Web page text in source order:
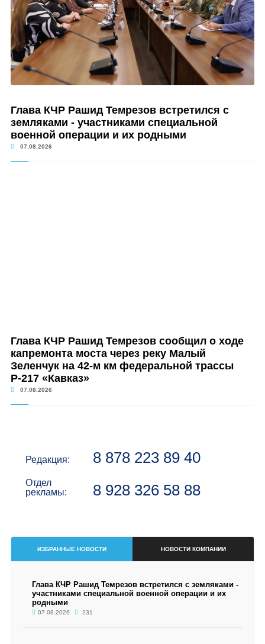
Глава КЧР Рашид Темрезов встретился с
земляками - участниками специальной
военной операции и их родными
07.08.2026
Глава КЧР Рашид Темрезов сообщил о ходе
капремонта моста через реку Малый
Зеленчук на 42-м км федеральной трассы
Р-217 «Кавказ»
07.08.2026
Редакция: 8 878 223 89 40
Отдел
рекламы:
8 928 326 58 88
ИЗБРАННЫЕ НОВОСТИ НОВОСТИ КОМПАНИИ
Глава КЧР Рашид Темрезов встретился с земляками -
участниками специальной военной операции и их
родными
07.08.2026 231